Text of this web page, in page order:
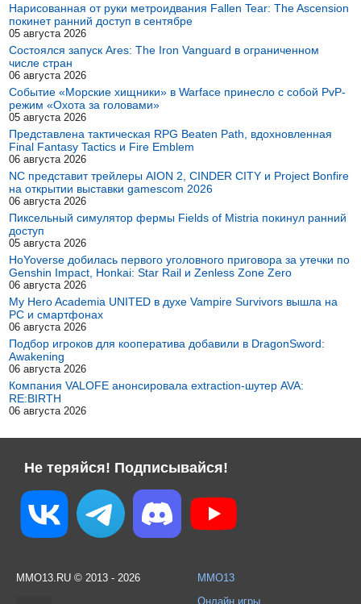
Нарисованная от руки метроидвания Fallen Tear: The Ascension
покинет ранний доступ в сентябре
05 августа 2026
Состоялся запуск Ares: The Iron Vanguard в ограниченном
числе стран
06 августа 2026
Событие «Морские хищники» в Warface принесло с собой PvP-
режим «Охота за головами»
05 августа 2026
Представлена тактическая RPG Beaten Path, вдохновленная
Final Fantasy Tactics и Fire Emblem
06 августа 2026
NC представит трейлеры AION 2, CINDER CITY и Project Bonfire
на открытии выставки gamescom 2026
06 августа 2026
Пиксельный симулятор фермы Fields of Mistria покинул ранний
доступ
05 августа 2026
HoYoverse добилась первого уголовного приговора за утечки по
Genshin Impact, Honkai: Star Rail и Zenless Zone Zero
06 августа 2026
My Hero Academia UNITED в духе Vampire Survivors вышла на
PC и смартфонах
06 августа 2026
Подбор игроков для кооператива добавили в DragonSword:
Awakening
06 августа 2026
Компания VALOFE анонсировала extraction-шутер AVA:
RE:BIRTH
06 августа 2026
Не теряйся! Подписывайся!
MMO13.RU © 2013 - 2026
MMO13
Онлайн игры